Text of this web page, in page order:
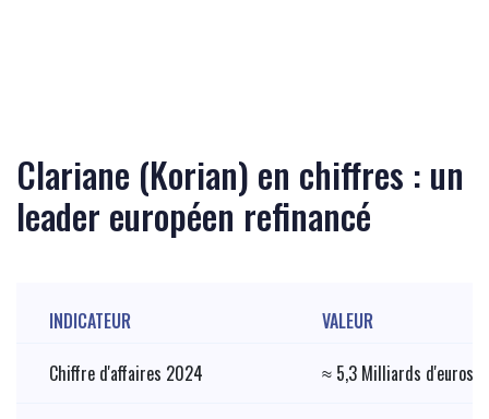
Clariane (Korian) en chiffres : un
leader européen refinancé
INDICATEUR
VALEUR
Chiffre d'affaires 2024
≈ 5,3 Milliards d'euros